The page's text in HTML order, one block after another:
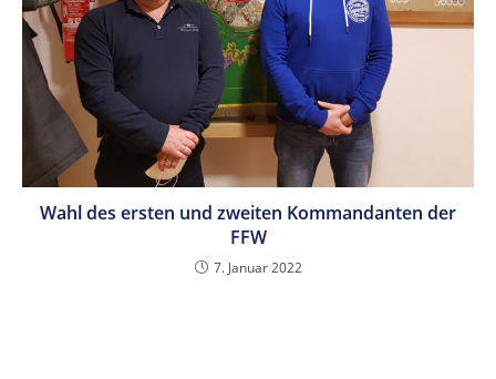
Wahl des ersten und zweiten Kommandanten der
FFW
7. Januar 2022